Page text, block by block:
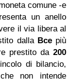
comune -e
un anello
il via libera al
dalla Bce più
prestito da200
di bilancio,
non intende